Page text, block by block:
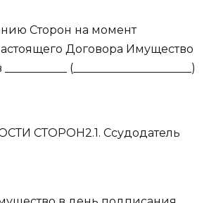
Сторон на момент
Договора Имущество
(_____________________)
СТОРОН2.1. Ссудодатель